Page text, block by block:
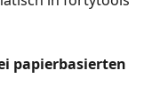
papierbasierten